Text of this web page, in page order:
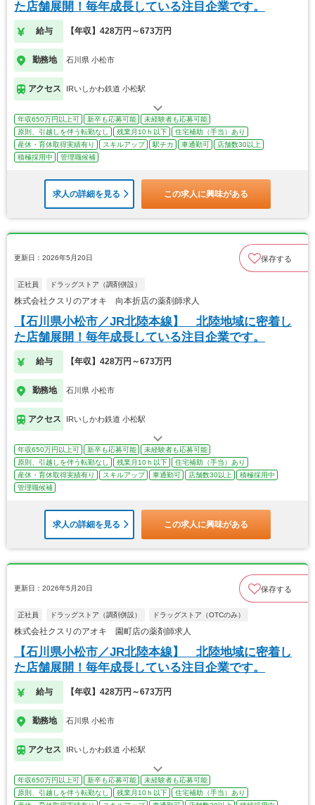
た店舗展開！毎年成長している注目企業です。
給与 【年収】428万円～673万円
勤務地 石川県 小松市
アクセス IRいしかわ鉄道 小松駅
年収650万円以上可 新卒も応募可能
未経験者も応募可能
原則、引越しを伴う転勤なし
残業月10ｈ以下
住宅補助（手当）あり
産休・育休取得実績有り
スキルアップ 駅チカ 車通勤可
店舗数30以上
積極採用中
管理職候補
求人の詳細を見る この求人に興味がある
更新日：2026年5月20日 保存する
正社員 ドラッグストア（調剤併設）
株式会社クスリのアオキ 向本折店の薬剤師求人
【石川県小松市／JR北陸本線】 北陸地域に密着し
た店舗展開！毎年成長している注目企業です。
給与 【年収】428万円～673万円
勤務地 石川県 小松市
アクセス IRいしかわ鉄道 小松駅
年収650万円以上可 新卒も応募可能
未経験者も応募可能
原則、引越しを伴う転勤なし
残業月10ｈ以下
住宅補助（手当）あり
産休・育休取得実績有り
スキルアップ 車通勤可 店舗数30以上
積極採用中
管理職候補
求人の詳細を見る この求人に興味がある
更新日：2026年5月20日 保存する
正社員 ドラッグストア（調剤併設） ドラッグストア（OTCのみ）
株式会社クスリのアオキ 園町店の薬剤師求人
【石川県小松市／JR北陸本線】 北陸地域に密着し
た店舗展開！毎年成長している注目企業です。
給与 【年収】428万円～673万円
勤務地 石川県 小松市
アクセス IRいしかわ鉄道 小松駅
年収650万円以上可 新卒も応募可能
未経験者も応募可能
原則、引越しを伴う転勤なし
残業月10ｈ以下
住宅補助（手当）あり